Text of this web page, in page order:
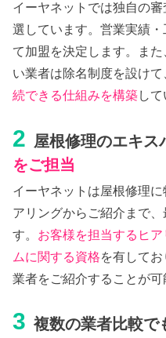
イーヤネットでは独自の
選しています。営業実績
て加盟を決定します。ま
い業者は除名制度を設けて
続できる仕組みを構築して
2 屋根修理のエキス
をご担当
イーヤネットは屋根修理
アリングからご紹介まで
す。 お客様を担当するヒ
ムに関する資格を有して
業者をご紹介することが可
3 複数の業者比較で